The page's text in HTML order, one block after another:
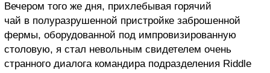
Вечером того же дня, прихлебывая горячий
чай в полуразрушенной пристройке заброшенной
фермы, оборудованной под импровизированную
столовую, я стал невольным свидетелем очень
странного диалога командира подразделения Riddle